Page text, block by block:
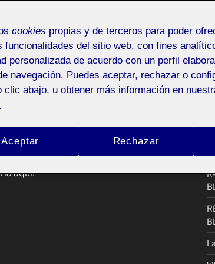
DE
MERCAT DE SANT
aquí!
cookies propias y de terceros para poder
funcionalidades del sitio web, con fines
personalizada de acuerdo con un perfil
navegación. Puedes aceptar, rechazar o
clic abajo, u obtener más información en
Rechazar
Aceptar